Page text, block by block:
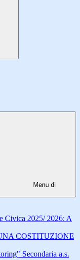
Menu di
Civica 2025/ 2026: A
COSTITUZIONE
Secondaria a.s.